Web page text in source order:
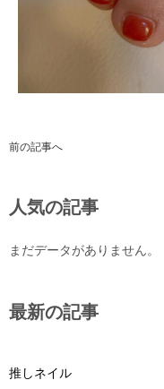
前の記事へ
人気の記事
まだデータがありません。
最新の記事
推しネイル